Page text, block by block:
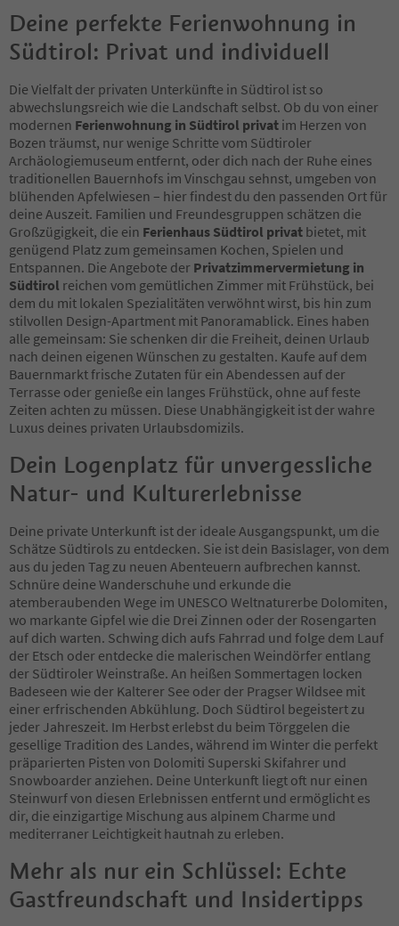
Deine perfekte Ferienwohnung in
Südtirol: Privat und individuell
Die Vielfalt der privaten Unterkünfte in Südtirol ist so
abwechslungsreich wie die Landschaft selbst. Ob du von einer
modernen Ferienwohnung in Südtirol privat im Herzen von
Bozen träumst, nur wenige Schritte vom Südtiroler
Archäologiemuseum entfernt, oder dich nach der Ruhe eines
traditionellen Bauernhofs im Vinschgau sehnst, umgeben von
blühenden Apfelwiesen – hier findest du den passenden Ort für
deine Auszeit. Familien und Freundesgruppen schätzen die
Großzügigkeit, die ein Ferienhaus Südtirol privat bietet, mit
genügend Platz zum gemeinsamen Kochen, Spielen und
Entspannen. Die Angebote der Privatzimmervermietung in
Südtirol reichen vom gemütlichen Zimmer mit Frühstück, bei
dem du mit lokalen Spezialitäten verwöhnt wirst, bis hin zum
stilvollen Design-Apartment mit Panoramablick. Eines haben
alle gemeinsam: Sie schenken dir die Freiheit, deinen Urlaub
nach deinen eigenen Wünschen zu gestalten. Kaufe auf dem
Bauernmarkt frische Zutaten für ein Abendessen auf der
Terrasse oder genieße ein langes Frühstück, ohne auf feste
Zeiten achten zu müssen. Diese Unabhängigkeit ist der wahre
Luxus deines privaten Urlaubsdomizils.
Dein Logenplatz für unvergessliche
Natur- und Kulturerlebnisse
Deine private Unterkunft ist der ideale Ausgangspunkt, um die
Schätze Südtirols zu entdecken. Sie ist dein Basislager, von dem
aus du jeden Tag zu neuen Abenteuern aufbrechen kannst.
Schnüre deine Wanderschuhe und erkunde die
atemberaubenden Wege im UNESCO Weltnaturerbe Dolomiten,
wo markante Gipfel wie die Drei Zinnen oder der Rosengarten
auf dich warten. Schwing dich aufs Fahrrad und folge dem Lauf
der Etsch oder entdecke die malerischen Weindörfer entlang
der Südtiroler Weinstraße. An heißen Sommertagen locken
Badeseen wie der Kalterer See oder der Pragser Wildsee mit
einer erfrischenden Abkühlung. Doch Südtirol begeistert zu
jeder Jahreszeit. Im Herbst erlebst du beim Törggelen die
gesellige Tradition des Landes, während im Winter die perfekt
präparierten Pisten von Dolomiti Superski Skifahrer und
Snowboarder anziehen. Deine Unterkunft liegt oft nur einen
Steinwurf von diesen Erlebnissen entfernt und ermöglicht es
dir, die einzigartige Mischung aus alpinem Charme und
mediterraner Leichtigkeit hautnah zu erleben.
Mehr als nur ein Schlüssel: Echte
Gastfreundschaft und Insidertipps